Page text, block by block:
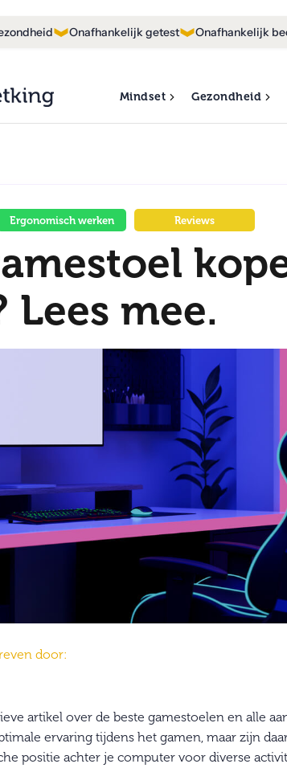
Onafhankelijk getest Onafhankelijk
Mindset Gezondheid
Ergonomisch werken Reviews
Lees mee.
door:
artikel over de beste gamestoelen en alle
ervaring tijdens het gamen, maar zijn
positie achter je computer voor diverse